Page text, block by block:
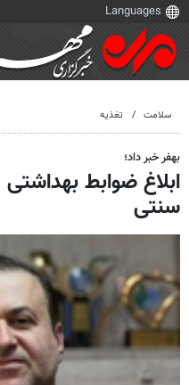
سلامت تغذیه
بهفر خبر داد؛
ابلاغ ضوابط
سنتی